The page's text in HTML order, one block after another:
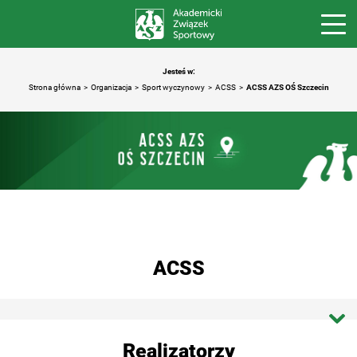
Jesteś w:
Strona główna
Organizacja Sport wyczynowy ACSS ACSS AZS OŚ Szczecin
ACSS
Realizatorzy